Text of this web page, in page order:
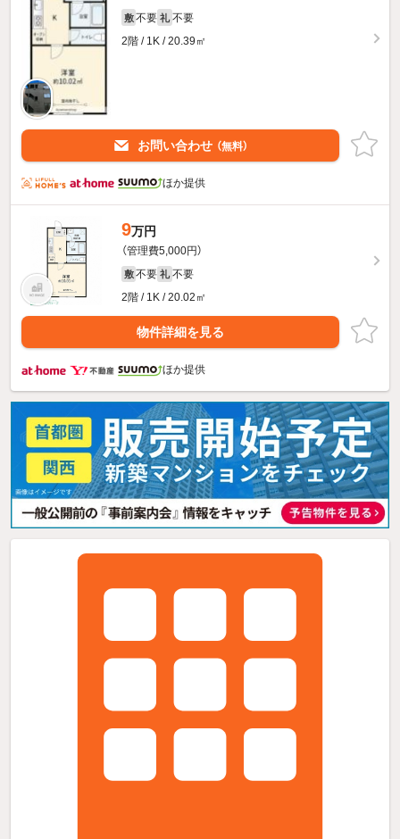
敷 不要 礼 不要
2階 / 1K / 20.39㎡
お問い合わせ （無料）
ほか提供
9万円
（管理費5,000円）
敷 不要 礼 不要
2階 / 1K / 20.02㎡
物件詳細を見る
ほか提供